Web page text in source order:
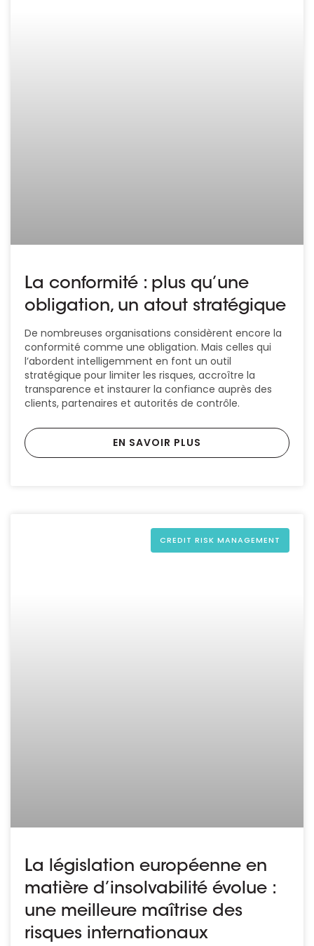
La conformité : plus qu’une
obligation, un atout stratégique
De nombreuses organisations considèrent encore la
conformité comme une obligation. Mais celles qui
l’abordent intelligemment en font un outil
stratégique pour limiter les risques, accroître la
transparence et instaurer la confiance auprès des
clients, partenaires et autorités de contrôle.
EN SAVOIR PLUS
CREDIT RISK MANAGEMENT
La législation européenne en
matière d’insolvabilité évolue :
une meilleure maîtrise des
risques internationaux